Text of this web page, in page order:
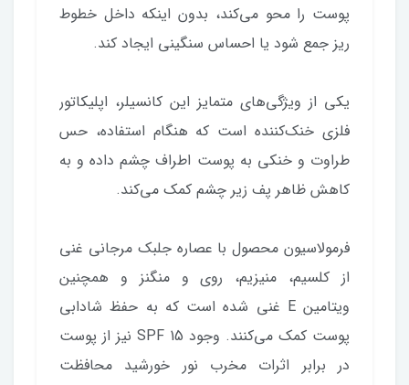
پوست را محو می‌کند، بدون اینکه داخل خطوط
ریز جمع شود یا احساس سنگینی ایجاد کند.
یکی از ویژگی‌های متمایز این کانسیلر، اپلیکاتور
فلزی خنک‌کننده است که هنگام استفاده، حس
طراوت و خنکی به پوست اطراف چشم داده و به
کاهش ظاهر پف زیر چشم کمک می‌کند.
فرمولاسیون محصول با عصاره جلبک مرجانی غنی
از کلسیم، منیزیم، روی و منگنز و همچنین
ویتامین E غنی شده است که به حفظ شادابی
پوست کمک می‌کنند. وجود SPF 15 نیز از پوست
در برابر اثرات مخرب نور خورشید محافظت